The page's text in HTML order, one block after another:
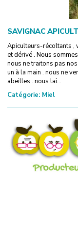
SAVIGNAC
Apiculteurs-récoltants ,
et dérivé . Nous
nous ne traitons pas
un à la main . nous ne
abeilles . nous lai...
Catégorie: Miel